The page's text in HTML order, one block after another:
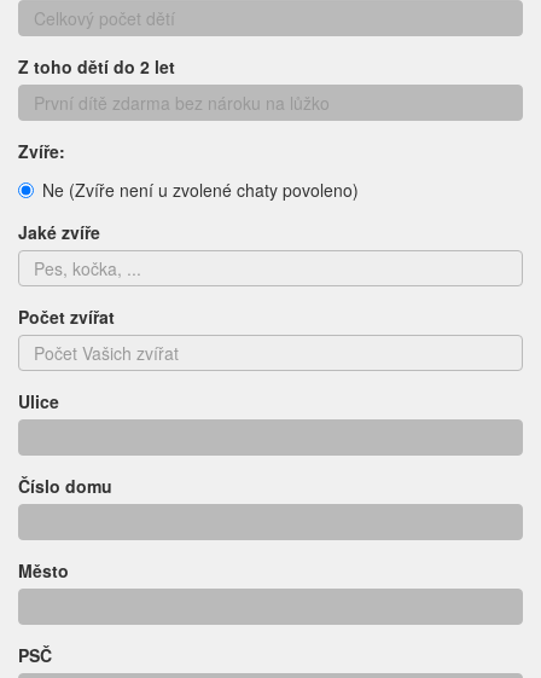
Z toho dětí do 2 let
Zvíře:
Ne (Zvíře není u zvolené chaty povoleno)
Jaké zvíře
Počet zvířat
Ulice
Číslo domu
Město
PSČ